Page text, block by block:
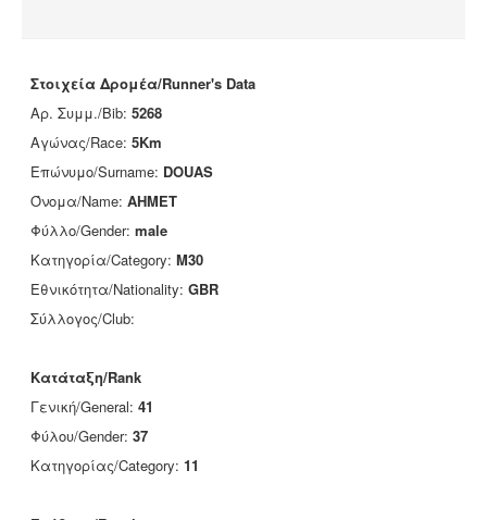
Στοιχεία Δρομέα/Runner's Data
Αρ. Συμμ./Bib: 5268
Αγώνας/Race: 5Km
Επώνυμο/Surname: DOUAS
Όνομα/Name: AHMET
Φύλλο/Gender: male
Κατηγορία/Category: M30
Εθνικότητα/Nationality: GBR
Σύλλογος/Club:
Κατάταξη/Rank
Γενική/General: 41
Φύλου/Gender: 37
Κατηγορίας/Category: 11